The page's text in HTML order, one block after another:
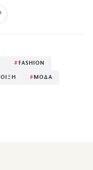
# FASHION
#ΜΟΔΑ